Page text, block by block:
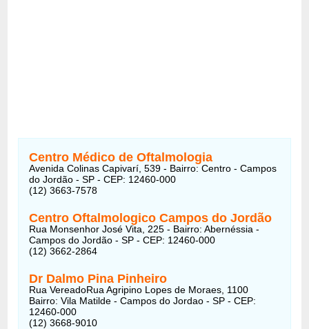
Centro Médico de Oftalmologia
Avenida Colinas Capivarí, 539 - Bairro: Centro - Campos
do Jordão - SP - CEP: 12460-000
(12) 3663-7578
Centro Oftalmologico Campos do Jordão
Rua Monsenhor José Vita, 225 - Bairro: Abernéssia -
Campos do Jordão - SP - CEP: 12460-000
(12) 3662-2864
Dr Dalmo Pina Pinheiro
Rua VereadoRua Agripino Lopes de Moraes, 1100
Bairro: Vila Matilde - Campos do Jordao - SP - CEP:
12460-000
(12) 3668-9010